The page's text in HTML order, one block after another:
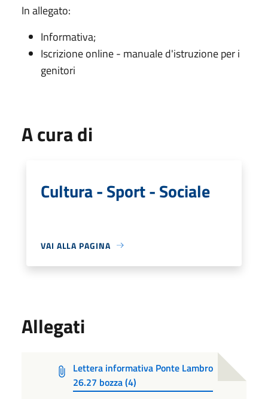
In allegato:
Informativa;
Iscrizione online - manuale d'istruzione per i
genitori
A cura di
Cultura - Sport - Sociale
VAI ALLA PAGINA
Allegati
Lettera informativa Ponte Lambro
26.27 bozza (4)